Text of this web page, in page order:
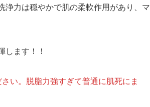
力は穏やかで肌の柔軟作用があり、マ
ます！！
い。脱脂力強すぎて普通に肌死にま